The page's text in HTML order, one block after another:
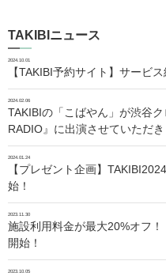
TAKIBIニュース
2024.10.01
【TAKIBI予約サイト】サービ
2024.02.06
TAKIBIの「こばやん」が渋谷
RADIO』に出演させていただ
2024.01.24
【プレゼント企画】
始！
2023.11.30
施設利用料金が最大20%オフ！
開始！
2023.10.05